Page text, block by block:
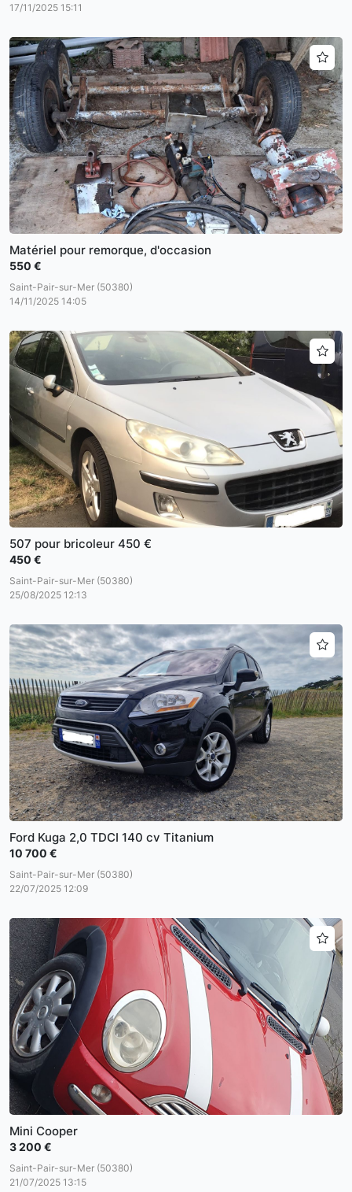
17/11/2025 15:11
Matériel pour remorque, d'occasion
550 €
Saint-Pair-sur-Mer (50380)
14/11/2025 14:05
507 pour bricoleur 450 €
450 €
Saint-Pair-sur-Mer (50380)
25/08/2025 12:13
Ford Kuga 2,0 TDCI 140 cv Titanium
10 700 €
Saint-Pair-sur-Mer (50380)
22/07/2025 12:09
Mini Cooper
3 200 €
Saint-Pair-sur-Mer (50380)
21/07/2025 13:15